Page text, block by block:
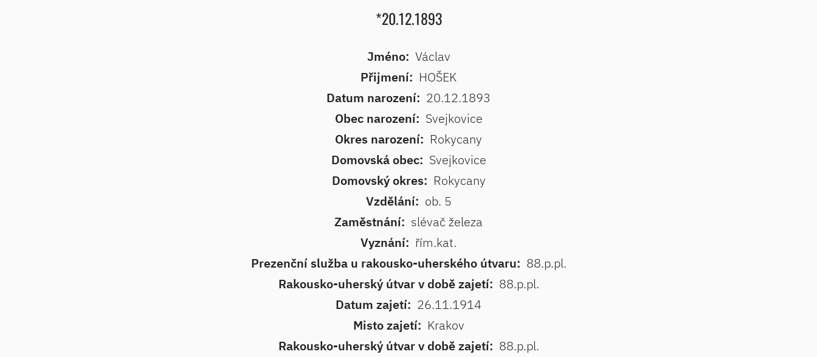
*20.12.1893
Jméno: Václav
Přijmení: HOŠEK
Datum narození: 20.12.1893
Obec narození: Svejkovice
Okres narození: Rokycany
Domovská obec: Svejkovice
Domovský okres: Rokycany
Vzdělání: ob. 5
Zaměstnání: slévač železa
Vyznání: řím.kat.
Prezenční služba u rakousko-uherského útvaru: 88.p.pl.
Rakousko-uherský útvar v době zajetí: 88.p.pl.
Datum zajetí: 26.11.1914
Misto zajetí: Krakov
Rakousko-uherský útvar v době zajetí: 88.p.pl.